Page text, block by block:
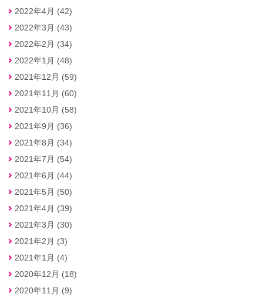
2022年4月 (42)
2022年3月 (43)
2022年2月 (34)
2022年1月 (48)
2021年12月 (59)
2021年11月 (60)
2021年10月 (58)
2021年9月 (36)
2021年8月 (34)
2021年7月 (54)
2021年6月 (44)
2021年5月 (50)
2021年4月 (39)
2021年3月 (30)
2021年2月 (3)
2021年1月 (4)
2020年12月 (18)
2020年11月 (9)